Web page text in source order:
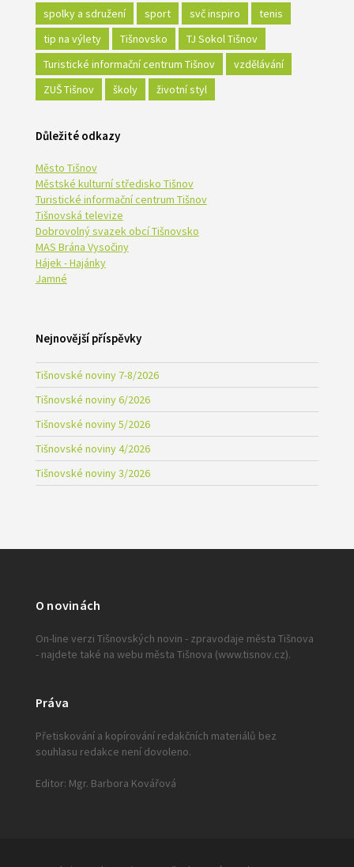
spolky a sdružení
sport svč inspiro
tenis
tip na výlety
Tišnovsko
TJ Sokol Tišnov
Turistické informační centrum Tišnov
vzdělávání
ZUŠ Tišnov
školy životní styl
Důležité odkazy
Město Tišnov
Městské kulturní středisko Tišnov
Turistické informační centrum Tišnov
Tišnovská televize
Dobrovolný svazek obcí Tišnovsko
MAS Brána Vysočiny
Hájek - Hajánky
Jamné
Nejnovější příspěvky
Tišnovské noviny 7-8/2026
Tišnovské noviny 6/2026
Tišnovské noviny 5/2026
Tišnovské noviny 4/2026
Tišnovské noviny 3/2026
O novinách
On-line verzi Tišnovských novin - zpravodaje města Tišnova
- najdete také na webu města Tišnova (www.tisnov.cz).
Práva
Přetiskování a kopírování redakčních materiálů bez
souhlasu redakce není dovoleno.
Editor: Mgr. Barbora Kovářová